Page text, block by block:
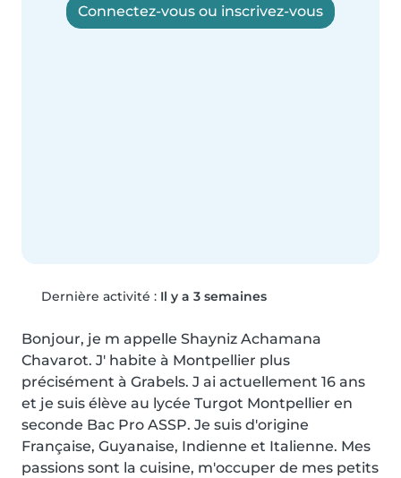
Connectez-vous ou inscrivez-vous
Dernière activité : Il y a 3 semaines
Bonjour, je m appelle Shayniz Achamana
Chavarot. J' habite à Montpellier plus
précisément à Grabels. J ai actuellement 16 ans
et je suis élève au lycée Turgot Montpellier en
seconde Bac Pro ASSP. Je suis d'origine
Française, Guyanaise, Indienne et Italienne. Mes
passions sont la cuisine, m'occuper de mes petits